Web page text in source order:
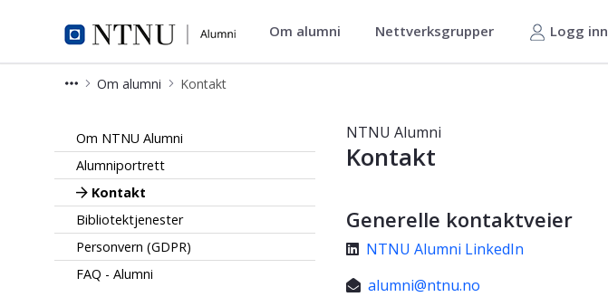
Alumni Om alumni Nettverksgrupper Logg inn
Om alumni Kontakt
Om NTNU Alumni
Alumniportrett
Kontakt
Bibliotektjenester
Personvern (GDPR)
FAQ - Alumni
NTNU Alumni
Kontakt
Generelle kontaktveier
NTNU Alumni LinkedIn
 alumni@ntnu.no